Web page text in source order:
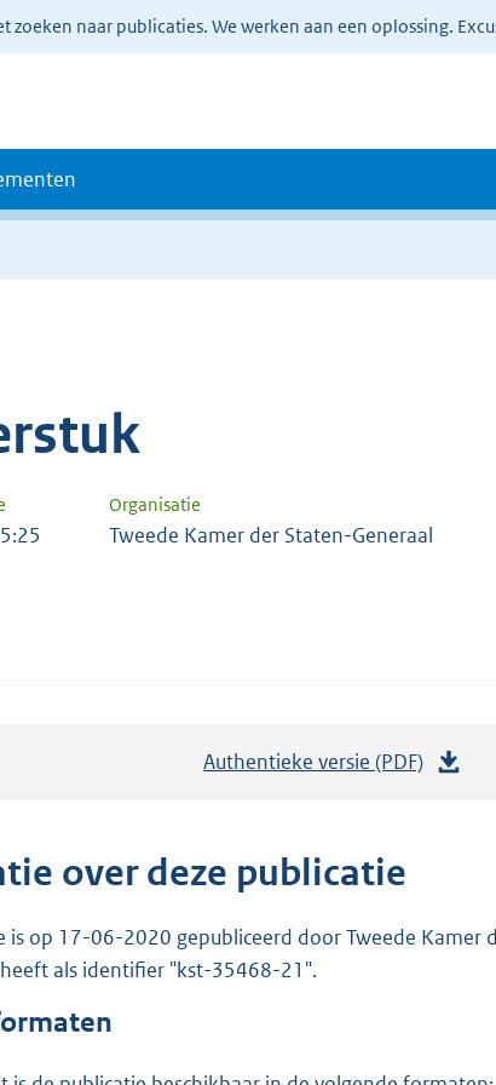
naar publicaties. We werken aan een oplossing.
Organisatie
Tweede Kamer der Staten-Generaal
Authentieke versie (PDF)
n
over deze publicatie
is op 17-06-2020 gepubliceerd door Tweede Kamer
als identifier "kst-35468-21".